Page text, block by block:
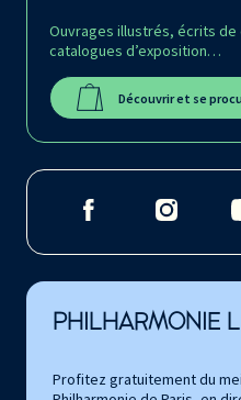
Ouvrages illustrés, écrits
catalogues d’exposition…
Découvrir et se
PHILHARMONIE
Profitez gratuitement du